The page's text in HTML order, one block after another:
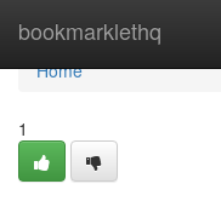
bookmarklethq
Home
Home
1